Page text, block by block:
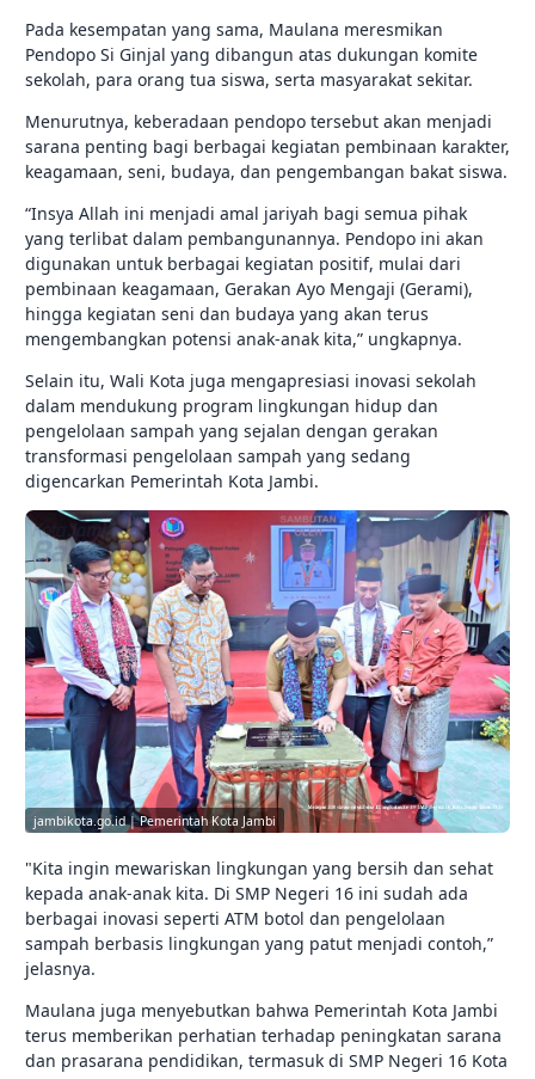
Pada kesempatan yang sama, Maulana meresmikan
Pendopo Si Ginjal yang dibangun atas dukungan komite
sekolah, para orang tua siswa, serta masyarakat sekitar.
Menurutnya, keberadaan pendopo tersebut akan menjadi
sarana penting bagi berbagai kegiatan pembinaan karakter,
keagamaan, seni, budaya, dan pengembangan bakat siswa.
“Insya Allah ini menjadi amal jariyah bagi semua pihak
yang terlibat dalam pembangunannya. Pendopo ini akan
digunakan untuk berbagai kegiatan positif, mulai dari
pembinaan keagamaan, Gerakan Ayo Mengaji (Gerami),
hingga kegiatan seni dan budaya yang akan terus
mengembangkan potensi anak-anak kita,” ungkapnya.
Selain itu, Wali Kota juga mengapresiasi inovasi sekolah
dalam mendukung program lingkungan hidup dan
pengelolaan sampah yang sejalan dengan gerakan
transformasi pengelolaan sampah yang sedang
digencarkan Pemerintah Kota Jambi.
jambikota.go.id | Pemerintah Kota Jambi
"Kita ingin mewariskan lingkungan yang bersih dan sehat
kepada anak-anak kita. Di SMP Negeri 16 ini sudah ada
berbagai inovasi seperti ATM botol dan pengelolaan
sampah berbasis lingkungan yang patut menjadi contoh,”
jelasnya.
Maulana juga menyebutkan bahwa Pemerintah Kota Jambi
terus memberikan perhatian terhadap peningkatan sarana
dan prasarana pendidikan, termasuk di SMP Negeri 16 Kota